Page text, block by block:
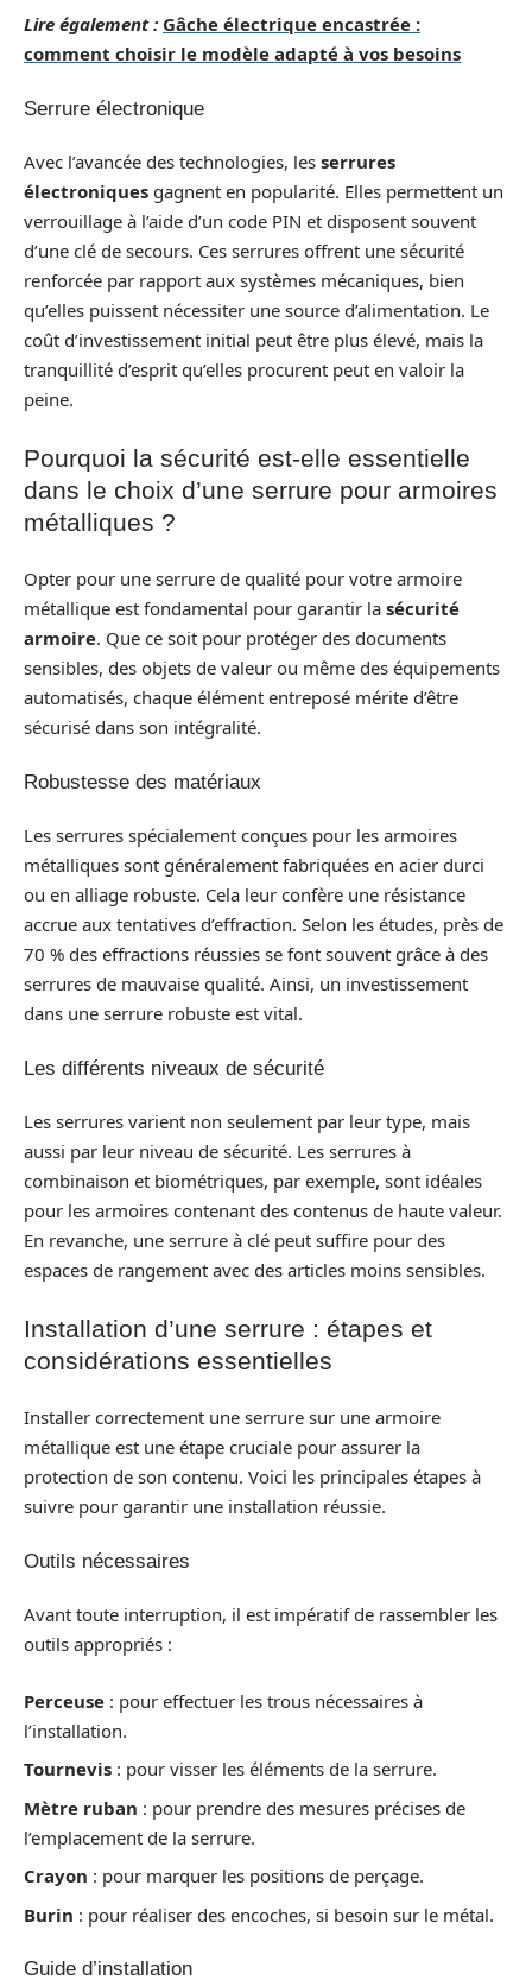
Lire également : Gâche électrique encastrée :
comment choisir le modèle adapté à vos besoins
Serrure électronique
Avec l’avancée des technologies, les serrures
électroniques gagnent en popularité. Elles permettent un
verrouillage à l’aide d’un code PIN et disposent souvent
d’une clé de secours. Ces serrures offrent une sécurité
renforcée par rapport aux systèmes mécaniques, bien
qu’elles puissent nécessiter une source d’alimentation. Le
coût d’investissement initial peut être plus élevé, mais la
tranquillité d’esprit qu’elles procurent peut en valoir la
peine.
Pourquoi la sécurité est-elle essentielle
dans le choix d’une serrure pour armoires
métalliques ?
Opter pour une serrure de qualité pour votre armoire
métallique est fondamental pour garantir la sécurité
armoire. Que ce soit pour protéger des documents
sensibles, des objets de valeur ou même des équipements
automatisés, chaque élément entreposé mérite d’être
sécurisé dans son intégralité.
Robustesse des matériaux
Les serrures spécialement conçues pour les armoires
métalliques sont généralement fabriquées en acier durci
ou en alliage robuste. Cela leur confère une résistance
accrue aux tentatives d’effraction. Selon les études, près de
70 % des effractions réussies se font souvent grâce à des
serrures de mauvaise qualité. Ainsi, un investissement
dans une serrure robuste est vital.
Les différents niveaux de sécurité
Les serrures varient non seulement par leur type, mais
aussi par leur niveau de sécurité. Les serrures à
combinaison et biométriques, par exemple, sont idéales
pour les armoires contenant des contenus de haute valeur.
En revanche, une serrure à clé peut suffire pour des
espaces de rangement avec des articles moins sensibles.
Installation d’une serrure : étapes et
considérations essentielles
Installer correctement une serrure sur une armoire
métallique est une étape cruciale pour assurer la
protection de son contenu. Voici les principales étapes à
suivre pour garantir une installation réussie.
Outils nécessaires
Avant toute interruption, il est impératif de rassembler les
outils appropriés :
Perceuse : pour effectuer les trous nécessaires à
l’installation.
Tournevis : pour visser les éléments de la serrure.
Mètre ruban : pour prendre des mesures précises de
l’emplacement de la serrure.
Crayon : pour marquer les positions de perçage.
Burin : pour réaliser des encoches, si besoin sur le métal.
Guide d’installation